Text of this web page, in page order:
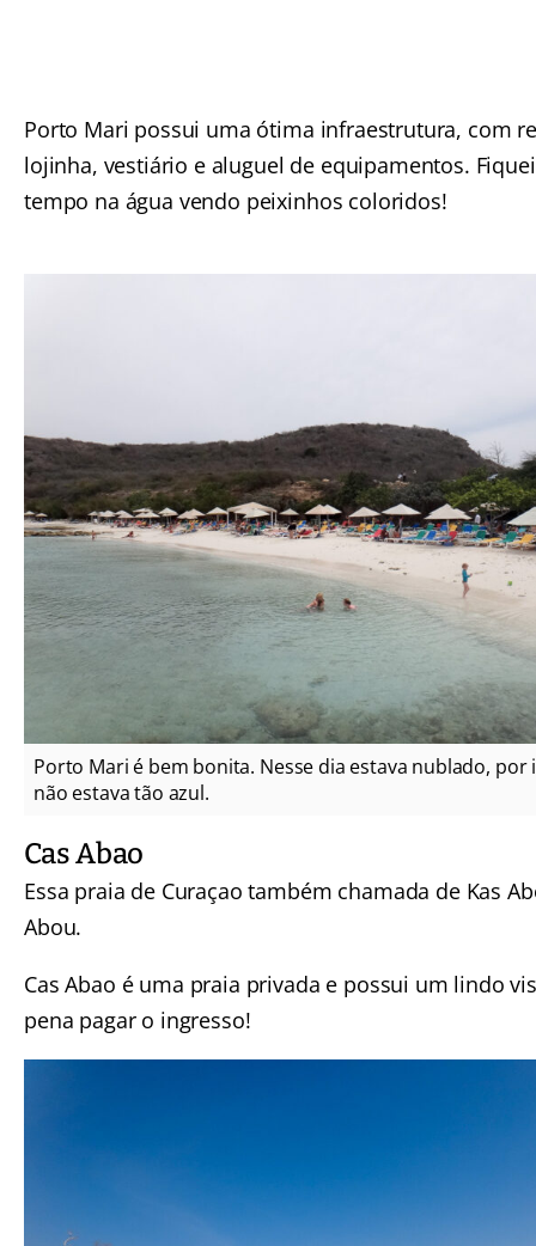
Porto Mari possui uma ótima infraestrutura, com
lojinha, vestiário e aluguel de equipamentos.
tempo na água vendo peixinhos coloridos!
Porto Mari é bem bonita. Nesse dia estava nublado, por
não estava tão azul.
Cas Abao
Essa praia de Curaçao também chamada de Kas
Abou.
Cas Abao é uma praia privada e possui um lindo
pena pagar o ingresso!